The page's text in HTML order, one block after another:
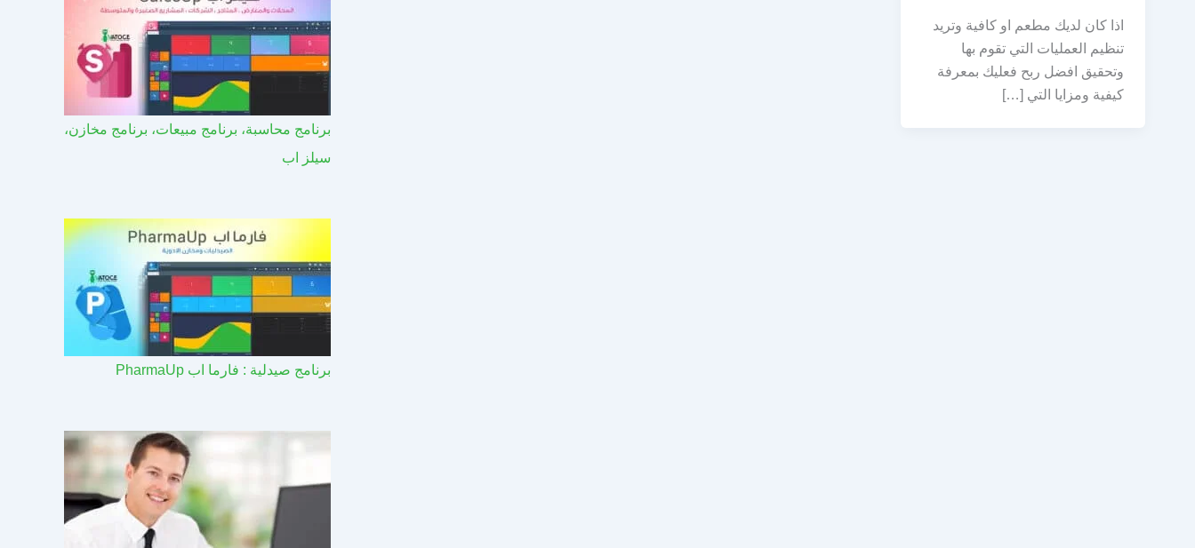
اذا كان لديك مطعم او كافية وتريد
تنظيم العمليات التي تقوم بها
وتحقيق افضل ربح فعليك بمعرفة
كيفية ومزايا التي […]
برنامج محاسبة، برنامج مبيعات، برنامج مخازن،
سيلز اب
برنامج صيدلية : فارما اب PharmaUp​